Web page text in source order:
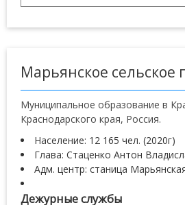
Марьянское сельское
Муниципальное образование в
Краснодарского края, Россия.
Население: 12 165 чел. (2020г)
Глава: Стаценко Антон
Адм. центр: станица
Дежурные службы